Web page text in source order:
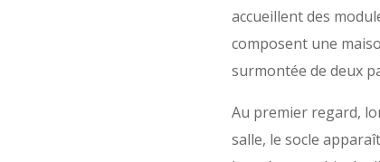
accueillent des
composent une
surmontée de deux
Au premier regard,
salle, le socle